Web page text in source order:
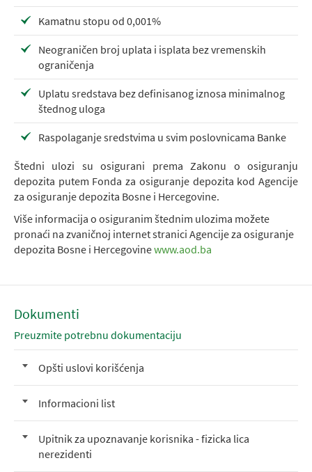
Kamatnu stopu od 0,001%
Neograničen broj uplata i isplata bez vremenskih
ograničenja
Uplatu sredstava bez definisanog iznosa minimalnog
štednog uloga
Raspolaganje sredstvima u svim poslovnicama Banke
Štedni ulozi su osigurani prema Zakonu o osiguranju
depozita putem Fonda za osiguranje depozita kod Agencije
za osiguranje depozita Bosne i Hercegovine.
Više informacija o osiguranim štednim ulozima možete
pronaći na zvaničnoj internet stranici Agencije za osiguranje
depozita Bosne i Hercegovinewww.aod.ba
Dokumenti
Preuzmite potrebnu dokumentaciju
Opšti uslovi korišćenja
Informacioni list
Upitnik za upoznavanje korisnika - fizicka lica
nerezidenti